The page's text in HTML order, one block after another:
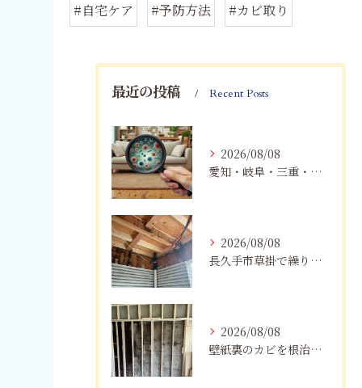
#自宅ケア
#予防方法 #カビ取り
最近の投稿 Recent Posts
2026/08/08
愛知・岐阜・三重・静岡で真菌（カビ）による健康被害にお悩みの方へ｜室内環境改善とMIST工法®による専門対策
2026/08/08
長久手市草掛で繰り返すカビにお困りの方へ｜原因から解決策まで紹介
2026/08/08
壁紙裏のカビを根治！下地交換と防カビリフォームの重要性